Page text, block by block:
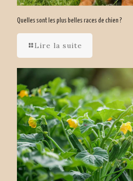
Quelles sont les plus belles races de chien ?
Lire la suite